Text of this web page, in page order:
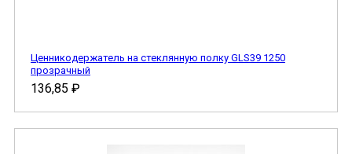
Ценникодержатель на стеклянную полку GLS39 1250
прозрачный
136,85 ₽